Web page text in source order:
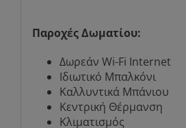
Παροχές Δωματίου:
Δωρεάν Wi-Fi Internet
Ιδιωτικό Μπαλκόνι
Καλλυντικά Μπάνιου
Κεντρική Θέρμανση
Κλιματισμός